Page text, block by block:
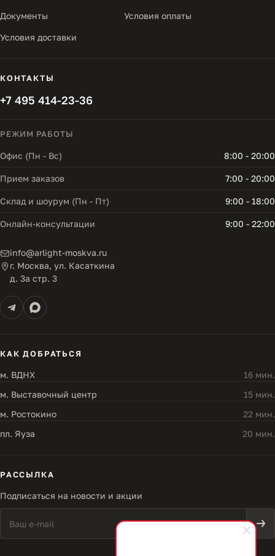
Документы Условия оплаты
Условия доставки
КОНТАКТЫ
+7 495 414-23-36
РЕЖИМ РАБОТЫ
Офис (Пн - Вс) 8:00 - 20:00
Прием заказов 7:00 - 20:00
Склад и шоурум (Пн - Пт) 9:00 - 18:00
Онлайн-консультации 9:00 - 22:00
info@arlight-moskva.ru
г. Москва, ул. Касаткина
д. 3а стр. 3
КАК ДОБРАТЬСЯ
м. ВДНХ
16 мин.
м. Выставочный центр
15 мин.
м. Ростокино
22 мин.
пл. Яуза
20 мин.
РАССЫЛКА
Подписаться на новости и акции